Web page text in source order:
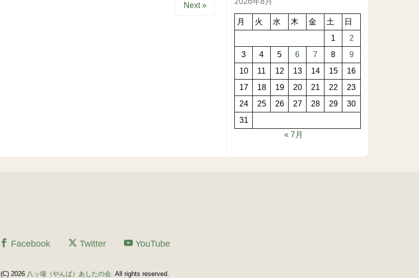
Next »
月 火 水 木 金 土
日
1
2
3
4 5 6 7 8
9
10
11 12 13 14 15
16
17
18 19 20 21 22
23
24
25 26 27 28 29
30
31
« 7月
Facebook Twitter YouTube
(C) 2026 八ッ場（やんば）あしたの会. All rights reserved.